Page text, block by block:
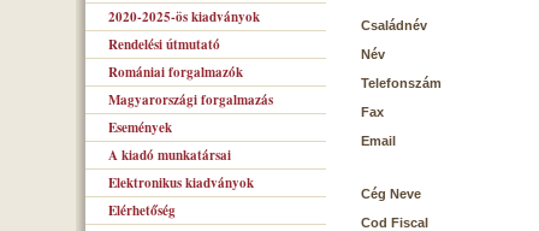
2020-2025-ös kiadványok
Rendelési útmutató
Romániai forgalmazók
Magyarországi forgalmazás
Események
A kiadó munkatársai
Elektronikus kiadványok
Elérhetőség
Családnév
Név
Telefonszám
Fax
Email
Cég Neve
Cod Fiscal